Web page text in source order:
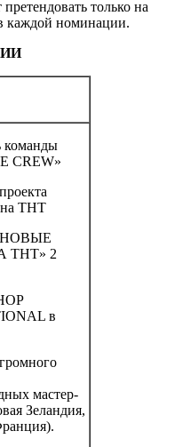
только на
каждой номинации.
команды
CREW»
ТНТ
ТНТ» 2
в
мастер-
Зеландия,